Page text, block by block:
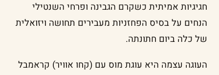
חגיגיות אמיתית כשקרם הגבינה ופרחי השנטילי
הנחים על בסיס הפחזניות מעבירים תחושה ויזואלית
של כלה ביום חתונתה.
העוגה עצמה היא עוגת מוס עם (קחו אוויר) קראמבל